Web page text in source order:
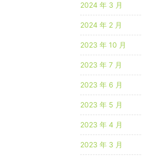
2024 年 3 月
2024 年 2 月
2023 年 10 月
2023 年 7 月
2023 年 6 月
2023 年 5 月
2023 年 4 月
2023 年 3 月